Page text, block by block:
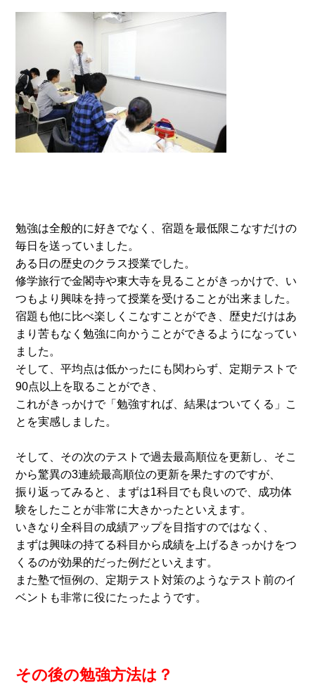
勉強は全般的に好きでなく、宿題を最低限こなすだけの
毎日を送っていました。
ある日の歴史のクラス授業でした。
修学旅行で金閣寺や東大寺を見ることがきっかけで、い
つもより興味を持って授業を受けることが出来ました。
宿題も他に比べ楽しくこなすことができ、歴史だけはあ
まり苦もなく勉強に向かうことができるようになってい
ました。
そして、平均点は低かったにも関わらず、定期テストで
90点以上を取ることができ、
これがきっかけで「勉強すれば、結果はついてくる」こ
とを実感しました。
そして、その次のテストで過去最高順位を更新し、そこ
から驚異の3連続最高順位の更新を果たすのですが、
振り返ってみると、まずは1科目でも良いので、成功体
験をしたことが非常に大きかったといえます。
いきなり全科目の成績アップを目指すのではなく、
まずは興味の持てる科目から成績を上げるきっかけをつ
くるのが効果的だった例だといえます。
また塾で恒例の、定期テスト対策のようなテスト前のイ
ベントも非常に役にたったようです。
その後の勉強方法は？